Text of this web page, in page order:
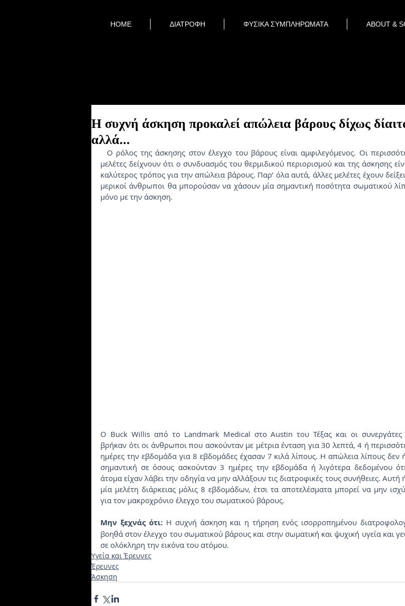
Η συχνή άσκηση προκαλεί απώλεια βάρους δίχως
αλλά...
μελέτες δείχνουν ότι ο συνδυασμός του θερμιδικού περιορισμού και της άσκησης
καλύτερος τρόπος για την απώλεια βάρους. Παρ’ όλα αυτά, άλλες μελέτες έχουν
μερικοί άνθρωποι θα μπορούσαν να χάσουν μία σημαντική ποσότητα σωματικού
μόνο με την άσκηση.
Ο Buck Willis από το Landmark Medical στο Austin του Τέξας και οι συνεργάτες
βρήκαν ότι οι άνθρωποι που ασκούνταν με μέτρια ένταση για 30 λεπτά, 4 ή
ημέρες την εβδομάδα για 8 εβδομάδες έχασαν 7 κιλά λίπους. Η απώλεια λίπους δεν
σημαντική σε όσους ασκούνταν 3 ημέρες την εβδομάδα ή λιγότερα δεδομένου
άτομα είχαν λάβει την οδηγία να μην αλλάξουν τις διατροφικές τους συνήθειες. Αυτή
μία μελέτη διάρκειας μόλις 8 εβδομάδων, έτσι τα αποτελέσματα μπορεί να μην
για τον μακροχρόνιο έλεγχο του σωματικού βάρους.
Μην ξεχνάς ότι: Η συχνή άσκηση και η τήρηση ενός ισορροπημένου
βοηθά στον έλεγχο του σωματικού βάρους και στην σωματική και ψυχική υγεία και
σε ολόκληρη την εικόνα του ατόμου.
Υγεία και Έρευνες
Έρευνες
Άσκηση
HOME ΔΙΑΤΡΟΦΗ ΦΥΣΙΚΑ ΣΥΜΠΛΗΡΩΜΑΤΑ ABOUT &